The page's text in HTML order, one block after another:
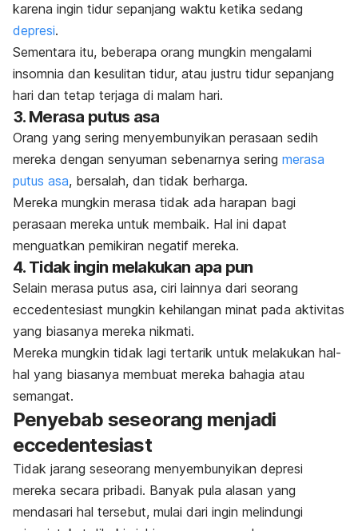
karena ingin tidur sepanjang waktu ketika sedang
depresi.
Sementara itu, beberapa orang mungkin mengalami
insomnia dan kesulitan tidur, atau justru tidur sepanjang
hari dan tetap terjaga di malam hari.
3. Merasa putus asa
Orang yang sering menyembunyikan perasaan sedih
mereka dengan senyuman sebenarnya sering merasa
putus asa, bersalah, dan tidak berharga.
Mereka mungkin merasa tidak ada harapan bagi
perasaan mereka untuk membaik. Hal ini dapat
menguatkan pemikiran negatif mereka.
4. Tidak ingin melakukan apa pun
Selain merasa putus asa, ciri lainnya dari seorang
eccedentesiast mungkin kehilangan minat pada aktivitas
yang biasanya mereka nikmati.
Mereka mungkin tidak lagi tertarik untuk melakukan hal-
hal yang biasanya membuat mereka bahagia atau
semangat.
Penyebab seseorang menjadi
eccedentesiast
Tidak jarang seseorang menyembunyikan depresi
mereka secara pribadi. Banyak pula alasan yang
mendasari hal tersebut, mulai dari ingin melindungi